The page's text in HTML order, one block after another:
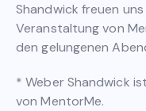
Shandwick freuen
Veranstaltung von
den gelungenen
* Weber Shandwick
von MentorMe.